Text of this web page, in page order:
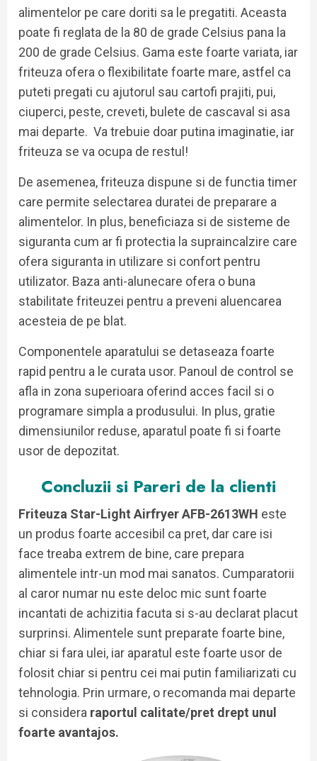
alimentelor pe care doriti sa le pregatiti. Aceasta
poate fi reglata de la 80 de grade Celsius pana la
200 de grade Celsius. Gama este foarte variata, iar
friteuza ofera o flexibilitate foarte mare, astfel ca
puteti pregati cu ajutorul sau cartofi prajiti, pui,
ciuperci, peste, creveti, bulete de cascaval si asa
mai departe. Va trebuie doar putina imaginatie, iar
friteuza se va ocupa de restul!
De asemenea, friteuza dispune si de functia timer
care permite selectarea duratei de preparare a
alimentelor. In plus, beneficiaza si de sisteme de
siguranta cum ar fi protectia la supraincalzire care
ofera siguranta in utilizare si confort pentru
utilizator. Baza anti-alunecare ofera o buna
stabilitate friteuzei pentru a preveni aluencarea
acesteia de pe blat.
Componentele aparatului se detaseaza foarte
rapid pentru a le curata usor. Panoul de control se
afla in zona superioara oferind acces facil si o
programare simpla a produsului. In plus, gratie
dimensiunilor reduse, aparatul poate fi si foarte
usor de depozitat.
Concluzii si Pareri de la clienti
Friteuza Star-Light Airfryer AFB-2613WH este
un produs foarte accesibil ca pret, dar care isi
face treaba extrem de bine, care prepara
alimentele intr-un mod mai sanatos. Cumparatorii
al caror numar nu este deloc mic sunt foarte
incantati de achizitia facuta si s-au declarat placut
surprinsi. Alimentele sunt preparate foarte bine,
chiar si fara ulei, iar aparatul este foarte usor de
folosit chiar si pentru cei mai putin familiarizati cu
tehnologia. Prin urmare, o recomanda mai departe
si considera raportul calitate/pret drept unul
foarte avantajos.